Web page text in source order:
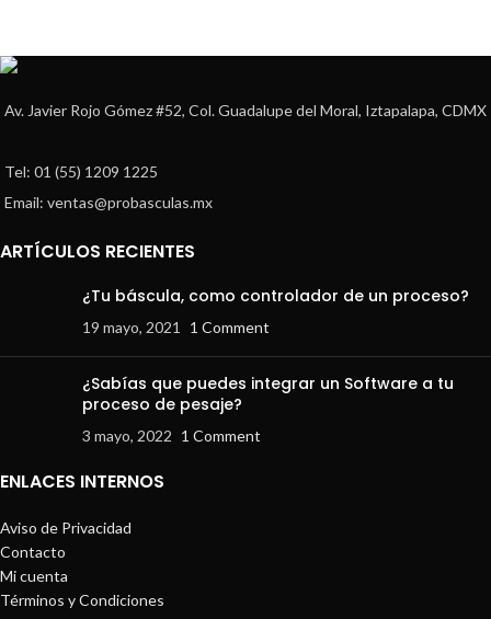
Av. Javier Rojo Gómez #52, Col. Guadalupe del Moral, Iztapalapa, CDMX
Tel: 01 (55) 1209 1225
Email: ventas@probasculas.mx
ARTÍCULOS RECIENTES
¿Tu báscula, como controlador de un proceso?
19 mayo, 2021 1 Comment
¿Sabías que puedes integrar un Software a tu
proceso de pesaje?
3 mayo, 2022 1 Comment
ENLACES INTERNOS
Aviso de Privacidad
Contacto
Mi cuenta
Términos y Condiciones